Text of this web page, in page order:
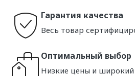
Гарантия качества
Весь товар
Оптимальный выбор
Низкие цены и